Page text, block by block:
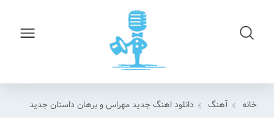
خانه آهنگ دانلود اهنگ جدید مهراس و برهان داستان جدید